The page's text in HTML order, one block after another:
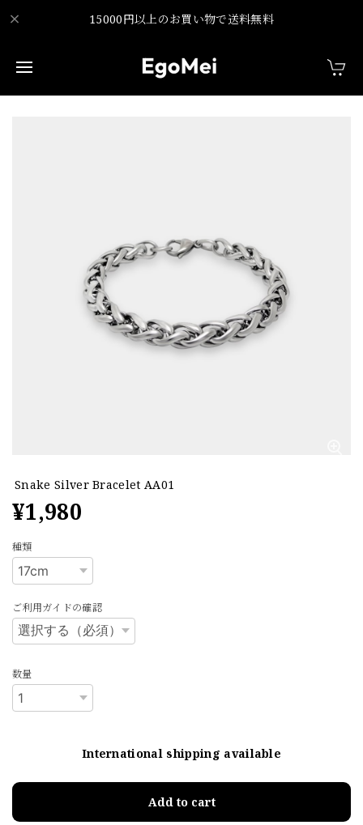
15000円以上のお買い物で送料無料
Snake Silver Bracelet AA01
¥1,980
種類
ご利用ガイドの確認
数量
International shipping available
Add to cart